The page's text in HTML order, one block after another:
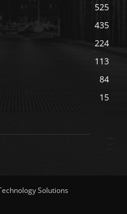
525
435
224
113
84
15
Solutions